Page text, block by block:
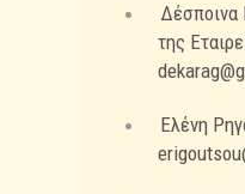
Δέσποινα
της
Ελένη